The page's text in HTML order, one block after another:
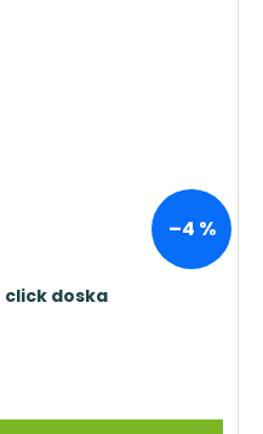
–4 %
click doska